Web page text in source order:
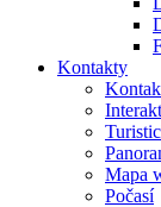
Kontakty
Mapa
Počasí